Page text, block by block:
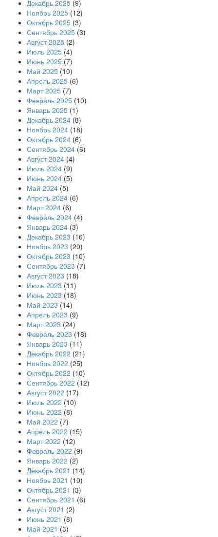
Декабрь 2025 (9)
Ноябрь 2025 (12)
Октябрь 2025 (3)
Сентябрь 2025 (3)
Август 2025 (2)
Июль 2025 (4)
Июнь 2025 (7)
Май 2025 (10)
Апрель 2025 (6)
Март 2025 (7)
Февраль 2025 (10)
Январь 2025 (1)
Декабрь 2024 (8)
Ноябрь 2024 (18)
Октябрь 2024 (6)
Сентябрь 2024 (6)
Август 2024 (4)
Июль 2024 (9)
Июнь 2024 (5)
Май 2024 (5)
Апрель 2024 (6)
Март 2024 (6)
Февраль 2024 (4)
Январь 2024 (3)
Декабрь 2023 (16)
Ноябрь 2023 (20)
Октябрь 2023 (10)
Сентябрь 2023 (7)
Август 2023 (18)
Июль 2023 (11)
Июнь 2023 (18)
Май 2023 (14)
Апрель 2023 (9)
Март 2023 (24)
Февраль 2023 (18)
Январь 2023 (11)
Декабрь 2022 (21)
Ноябрь 2022 (25)
Октябрь 2022 (10)
Сентябрь 2022 (12)
Август 2022 (17)
Июль 2022 (10)
Июнь 2022 (8)
Май 2022 (7)
Апрель 2022 (15)
Март 2022 (12)
Февраль 2022 (9)
Январь 2022 (2)
Декабрь 2021 (14)
Ноябрь 2021 (10)
Октябрь 2021 (3)
Сентябрь 2021 (6)
Август 2021 (2)
Июнь 2021 (8)
Май 2021 (3)